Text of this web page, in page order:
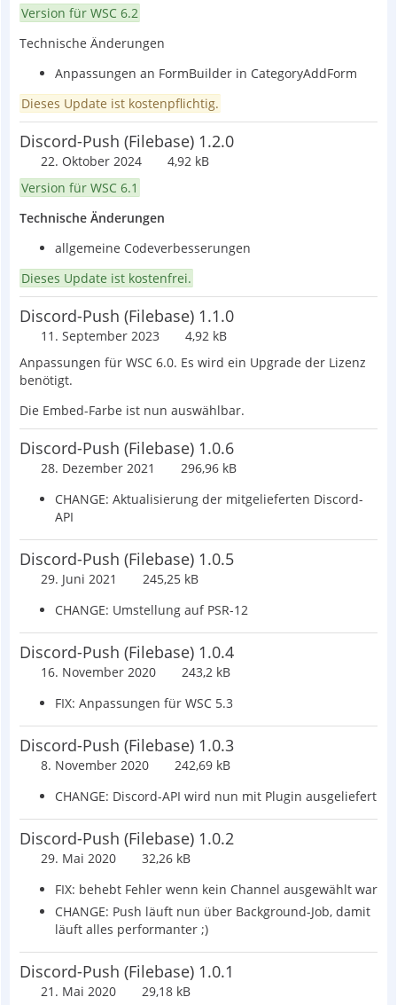
Version für WSC 6.2
Technische Änderungen
Anpassungen an FormBuilder in CategoryAddForm
Dieses Update ist kostenpflichtig.
Discord-Push (Filebase) 1.2.0
22. Oktober 2024
4,92 kB
Version für WSC 6.1
Technische Änderungen
allgemeine Codeverbesserungen
Dieses Update ist kostenfrei.
Discord-Push (Filebase) 1.1.0
11. September 2023
4,92 kB
Anpassungen für WSC 6.0. Es wird ein Upgrade der Lizenz
benötigt.
Die Embed-Farbe ist nun auswählbar.
Discord-Push (Filebase) 1.0.6
28. Dezember 2021
296,96 kB
CHANGE: Aktualisierung der mitgelieferten Discord-
API
Discord-Push (Filebase) 1.0.5
29. Juni 2021
245,25 kB
CHANGE: Umstellung auf PSR-12
Discord-Push (Filebase) 1.0.4
16. November 2020
243,2 kB
FIX: Anpassungen für WSC 5.3
Discord-Push (Filebase) 1.0.3
8. November 2020
242,69 kB
CHANGE: Discord-API wird nun mit Plugin ausgeliefert
Discord-Push (Filebase) 1.0.2
29. Mai 2020
32,26 kB
FIX: behebt Fehler wenn kein Channel ausgewählt war
CHANGE: Push läuft nun über Background-Job, damit
läuft alles performanter ;)
Discord-Push (Filebase) 1.0.1
21. Mai 2020
29,18 kB